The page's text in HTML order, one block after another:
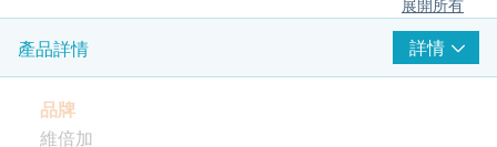
展開所有
產品詳情 詳情
品牌
維倍加